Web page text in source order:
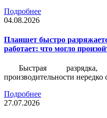
Подробнее
04.08.2026
Планшет быстро
работает: что могло
Быстрая
производительности
Подробнее
27.07.2026